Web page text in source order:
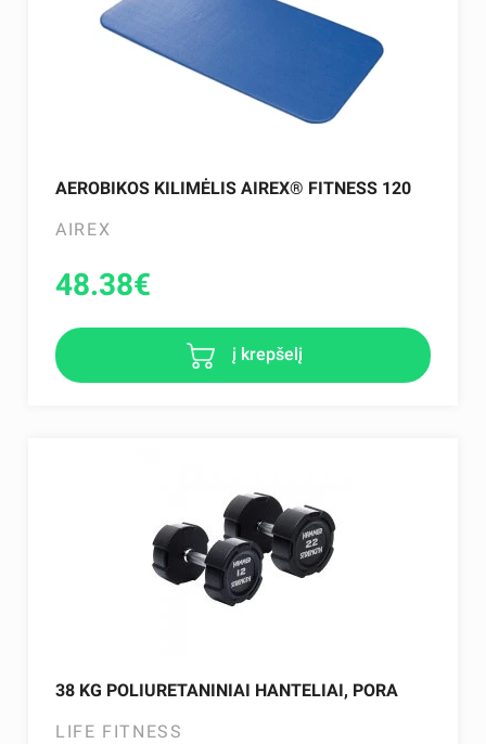
AEROBIKOS KILIMĖLIS AIREX® FITNESS 120
AIREX
48.38€
į krepšelį
38 KG POLIURETANINIAI HANTELIAI, PORA
LIFE FITNESS